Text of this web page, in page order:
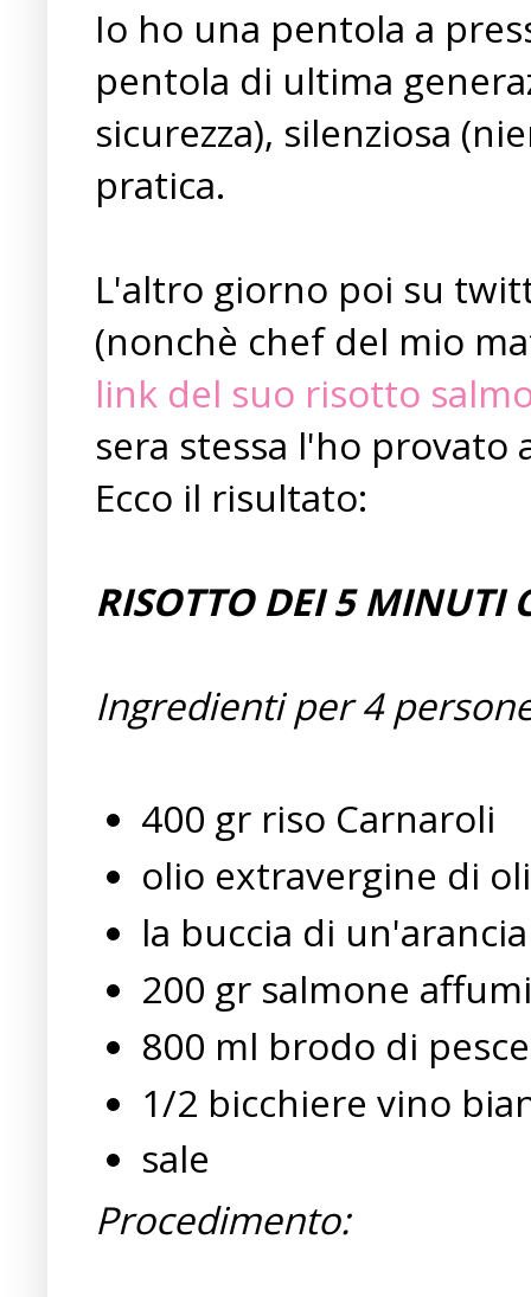
Io ho una pentola a
pentola di ultima
sicurezza), silenziosa
pratica.
L'altro giorno poi su
(nonchè chef del mio
link del suo risotto
sera stessa l'ho provato
Ecco il risultato:
RISOTTO DEI 5 MINUTI
Ingredienti per 4
400 gr riso Carnaroli
olio extravergine di
la buccia di
200 gr salmone
800 ml brodo di pesce
1/2 bicchiere vino
sale
Procedimento: